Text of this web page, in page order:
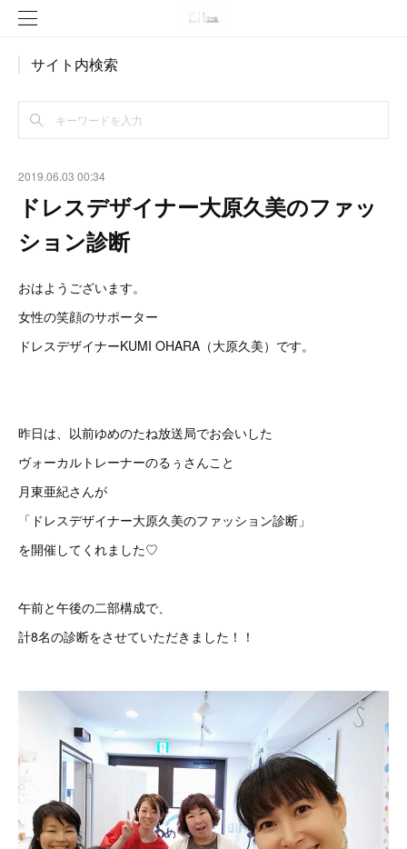
サイト内検索
2019.06.03 00:34
ドレスデザイナー大原久美のファッ
ション診断
おはようございます。
女性の笑顔のサポーター
ドレスデザイナーKUMI OHARA（大原久美）です。
昨日は、以前ゆめのたね放送局でお会いした
ヴォーカルトレーナーのるぅさんこと
月東亜紀さんが
「ドレスデザイナー大原久美のファッション診断」
を開催してくれました♡
午前と午後の二部構成で、
計8名の診断をさせていただきました！！